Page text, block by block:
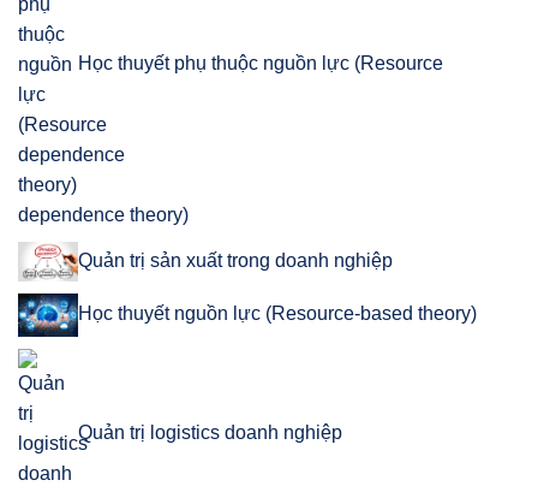
Học thuyết phụ thuộc nguồn lực (Resource
dependence theory)
Quản trị sản xuất trong doanh nghiệp
Học thuyết nguồn lực (Resource-based theory)
Quản trị logistics doanh nghiệp